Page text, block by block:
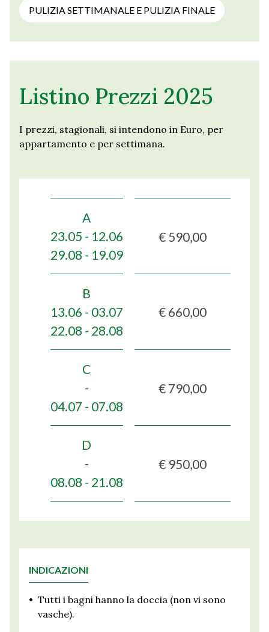
PULIZIA SETTIMANALE E PULIZIA FINALE
Listino Prezzi 2025
I prezzi, stagionali, si intendono in Euro, per
appartamento e per settimana.
A
23.05 - 12.06
29.08 - 19.09
B
13.06 - 03.07
22.08 - 28.08
C
-
04.07 - 07.08
D
-
08.08 - 21.08
€ 590,00
€ 660,00
€ 790,00
€ 950,00
INDICAZIONI
• Tutti i bagni hanno la doccia (non vi sono
vasche).